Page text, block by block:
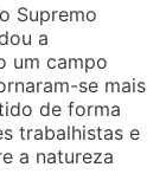
Supremo
a
um campo
se mais
de forma
trabalhistas e
a natureza